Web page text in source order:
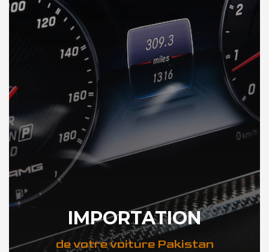
IMPORTATION
de votre voiture Pakistan